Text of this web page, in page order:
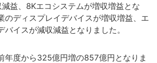
益、8Kエコシステムが増収増益とな
のディスプレイデバイスが増収増益、エ
バイスが減収減益となりました。
年度から325億円増の857億円となりま